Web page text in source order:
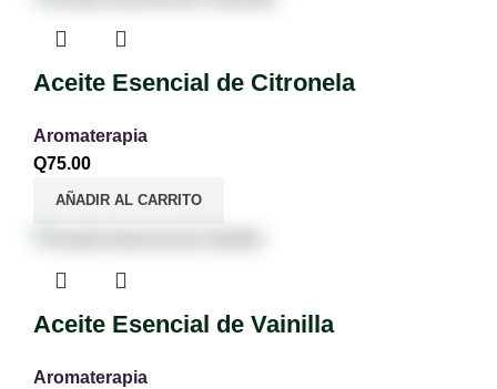
Aceite Esencial de Citronela
Aromaterapia
Q75.00
AÑADIR AL CARRITO
Aceite Esencial de Vainilla
Aromaterapia